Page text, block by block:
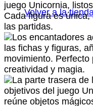
Volver a la